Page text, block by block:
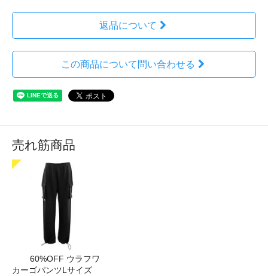
返品について
この商品について問い合わせる
売れ筋商品
60%OFF ウラフワ
カーゴパンツLサイズ